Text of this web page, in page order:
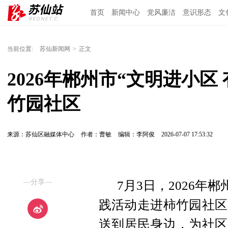
首页 新闻中心 党风廉洁 意识形态 文
当前位置: 苏仙新闻网 > 正文
2026年郴州市“文明进小区
竹园社区
来源：苏仙区融媒体中心 作者：曹敏 编辑：李阿俊 2026-07-07 17:53:32
—分享—
7月3日，2026年郴
践活动走进柿竹园社
送到居民身边，为社